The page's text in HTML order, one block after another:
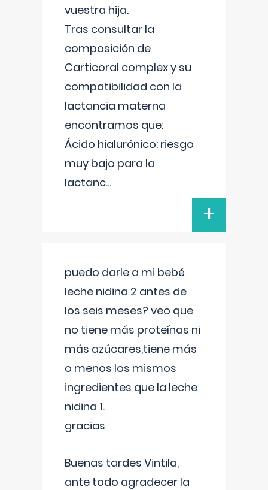
vuestra hija.
Tras consultar la
composición de
Carticoral complex y su
compatibilidad con la
lactancia materna
encontramos que:
Ácido hialurónico: riesgo
muy bajo para la
lactanc...
+
puedo darle a mi bebé
leche nidina 2 antes de
los seis meses? veo que
no tiene más proteínas ni
más azúcares,tiene más
o menos los mismos
ingredientes que la leche
nidina 1.
gracias
Buenas tardes Vintila,
ante todo agradecer la